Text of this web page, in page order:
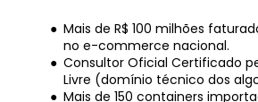
Mais de R$ 100 milhões
no e-commerce nacional.
Consultor Oficial Certificado
Livre (domínio técnico dos
Mais de 150 containers